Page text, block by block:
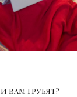
ВАМ ГРУБЯТ?